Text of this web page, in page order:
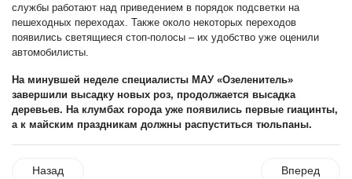
службы работают над приведением в порядок подсветки на
пешеходных переходах. Также около некоторых переходов
появились светящиеся стоп-полосы – их удобство уже оценили
автомобилисты.
На минувшей неделе специалисты МАУ «Озеленитель»
завершили высадку новых роз, продолжается высадка
деревьев. На клумбах города уже появились первые гиацинты,
а к майским праздникам должны распуститься тюльпаны.
Назад Вперед